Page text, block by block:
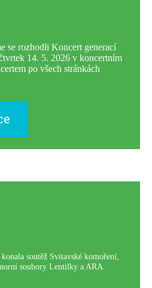
se rozhodli Koncert generací
14. 5. 2026 v koncertním
po všech stránkách
soutěž Svitavské komoření,
soubory Lentilky a ARA.